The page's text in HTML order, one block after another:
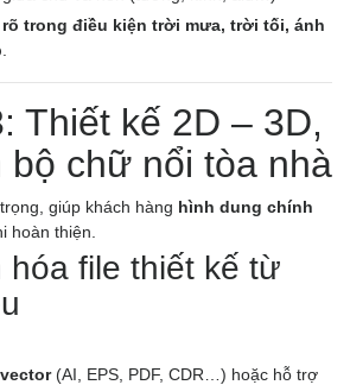
trong điều kiện trời mưa, trời tối, ánh
Thiết kế 2D – 3D,
bộ chữ nổi tòa nhà
giúp khách hàng hình dung chính
hoàn thiện.
hóa file thiết kế từ
(AI, EPS, PDF, CDR…) hoặc hỗ trợ